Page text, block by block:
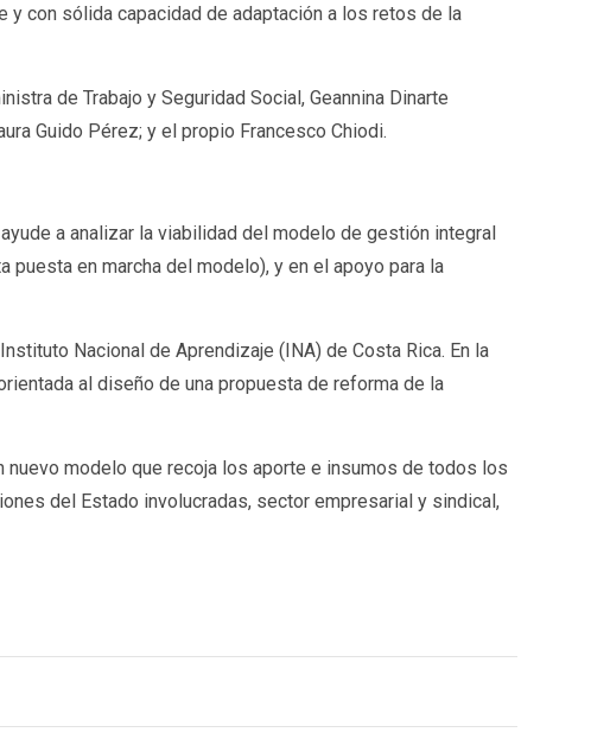
y con sólida capacidad de adaptación a los retos de la
de Trabajo y Seguridad Social, Geannina Dinarte
Guido Pérez; y el propio Francesco Chiodi.
a analizar la viabilidad del modelo de gestión integral
en marcha del modelo), y en el apoyo para la
Nacional de Aprendizaje (INA) de Costa Rica. En la
al diseño de una propuesta de reforma de la
nuevo modelo que recoja los aporte e insumos de todos los
del Estado involucradas, sector empresarial y sindical,